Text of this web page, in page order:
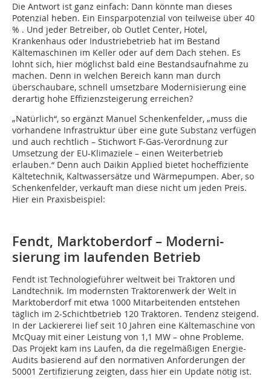
Die Antwort ist ganz einfach: Dann könnte man dieses
Potenzial heben. Ein Einsparpotenzial von teilweise über 40
% . Und jeder Betreiber, ob Outlet Center, Hotel,
Krankenhaus oder Industriebetrieb hat im Bestand
Kältemaschinen im Keller oder auf dem Dach stehen. Es
lohnt sich, hier möglichst bald eine Bestandsaufnahme zu
machen. Denn in welchen Bereich kann man durch
überschaubare, schnell umsetzbare Modernisierung eine
derartig hohe Effizienzsteigerung erreichen?
„Natürlich“, so ergänzt Manuel Schenkenfelder, „muss die
vorhandene Infrastruktur über eine gute Substanz verfügen
und auch rechtlich – Stichwort F-Gas-Verordnung zur
Umsetzung der EU-Klimaziele – einen Weiterbetrieb
erlauben.“ Denn auch Daikin Applied bietet hocheffiziente
Kältetechnik, Kaltwassersätze und Wärmepumpen. Aber, so
Schenkenfelder, verkauft man diese nicht um jeden Preis.
Hier ein Praxisbeispiel:
Fendt, Marktoberdorf – Moderni­
sierung im laufenden Betrieb
Fendt ist Technologieführer weltweit bei Traktoren und
Landtechnik. Im modernsten Traktorenwerk der Welt in
Marktoberdorf mit etwa 1000 Mitarbeitenden entstehen
täglich im 2-Schichtbetrieb 120 Traktoren. Tendenz steigend.
In der Lackiererei lief seit 10 Jahren eine Kältemaschine von
McQuay mit einer Leistung von 1,1 MW – ohne Probleme.
Das Projekt kam ins Laufen, da die regelmäßigen Energie-
Audits basierend auf den normativen Anforderungen der
50001 Zertifizierung zeigten, dass hier ein Update nötig ist.